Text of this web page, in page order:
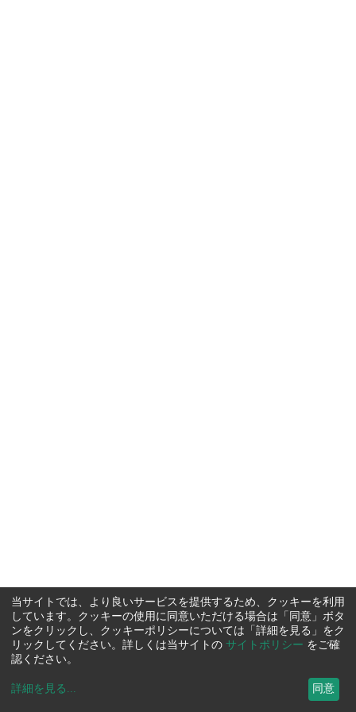
当サイトでは、より良いサービスを提供するため、クッキーを利用
しています。クッキーの使用に同意いただける場合は「同意」ボタ
ンをクリックし、クッキーポリシーについては「詳細を見る」をク
リックしてください。詳しくは当サイトの サイトポリシー をご確
認ください。
詳細を見る ... 同意